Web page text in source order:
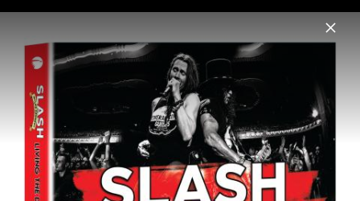
Menu
Slash
Home News Musik Fotos
Pressebilder 2019